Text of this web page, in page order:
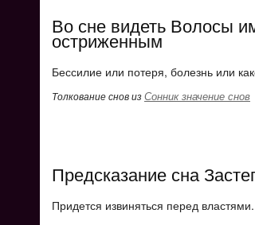
Во сне видеть Волосы
остриженным
Бессилие или потеря, болезнь или
Толкование снов изСонник значение снов
Предсказание сна
Придется извиняться перед властями.